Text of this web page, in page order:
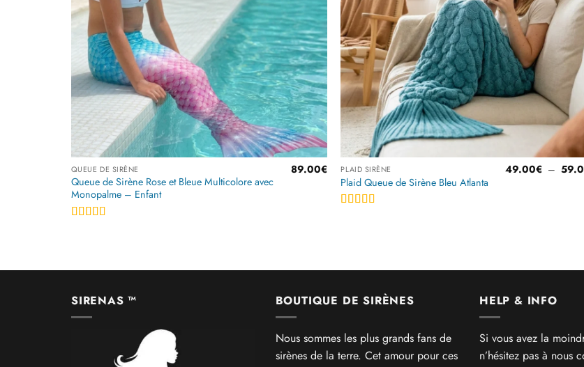
QUEUE DE SIRÈNE
Queue de Sirène Rose et Bleue Multicolore avec
Monopalme – Enfant
89.00€ PLAID SIRÈNE
Plaid Queue de Sirène Bleu Atlanta
49.00€ –
SIRENAS ™ BOUTIQUE DE SIRÈNES
Nous sommes les plus grands fans de
sirènes de la terre. Cet amour pour ces
HELP & INFO
Si vous avez la
n’hésitez pas à nous